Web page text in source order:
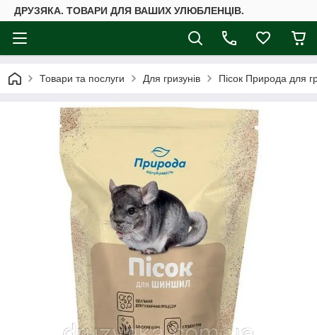
ДРУЗЯКА. ТОВАРИ ДЛЯ ВАШИХ УЛЮБЛЕНЦІВ.
Товари та послуги Для гризунів Пісок Природа для